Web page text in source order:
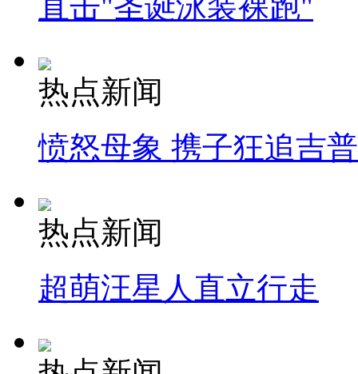
热点新闻
愤怒母象 携子狂追吉
热点新闻
超萌汪星人直立行走